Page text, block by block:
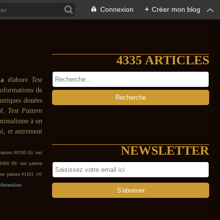
Connexion + Créer mon blog
élabore Test
de
douées
, Test Pattern
à un
et autrement
#0100 05/ test
09/ test pattern
pattern #1101 14/
4335 ARTICLES
NEWSLETTER